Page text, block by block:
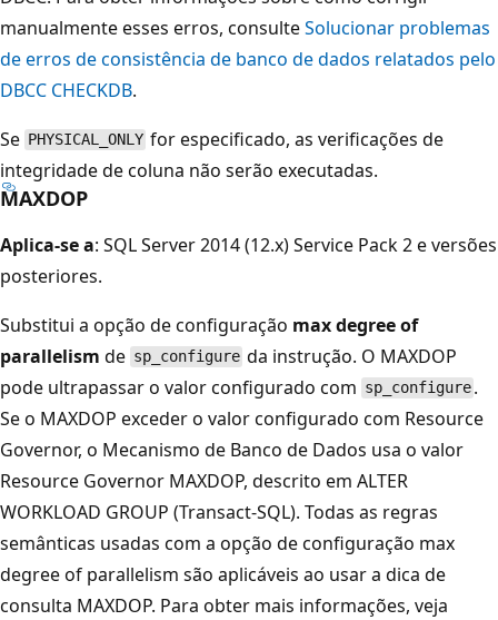
manualmente esses erros, consulteSolucionar problemas
de erros de consistência de banco de dados relatados pelo
DBCC CHECKDB.
Se PHYSICAL_ONLY for especificado, as verificações de
integridade de coluna não serão executadas.
MAXDOP
Aplica-se a: SQL Server 2014 (12.x) Service Pack 2 e versões
posteriores.
Substitui a opção de configuração max degree of
parallelism de sp_configure da instrução. O MAXDOP
pode ultrapassar o valor configurado com sp_configure .
Se o MAXDOP exceder o valor configurado com Resource
Governor, o Mecanismo de Banco de Dados usa o valor
Resource Governor MAXDOP, descrito em ALTER
WORKLOAD GROUP (Transact-SQL). Todas as regras
semânticas usadas com a opção de configuração max
degree of parallelism são aplicáveis ao usar a dica de
consulta MAXDOP. Para obter mais informações, veja